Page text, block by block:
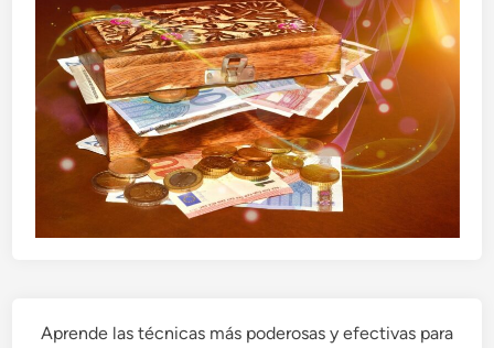
Aprende las técnicas más poderosas y efectivas para